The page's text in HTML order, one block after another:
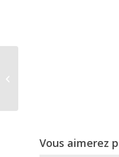
Vous aimerez